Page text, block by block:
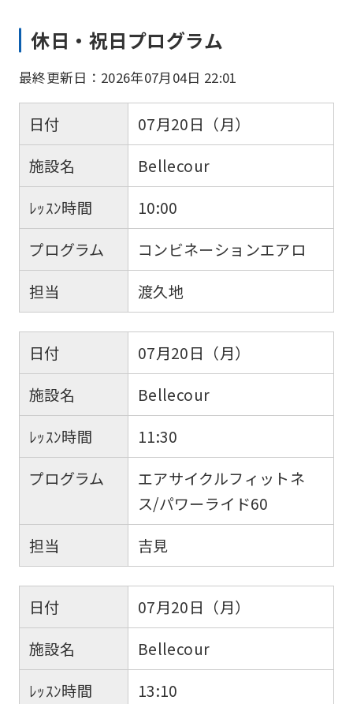
休日・祝日プログラム
最終更新日：2026年07月04日 22:01
日付
07月20日（月）
施設名
Bellecour
ﾚｯｽﾝ時間
10:00
プログラム
コンビネーションエアロ
担当
渡久地
日付
07月20日（月）
施設名
Bellecour
ﾚｯｽﾝ時間
11:30
プログラム
エアサイクルフィットネ
ス/パワーライド60
担当
吉見
日付
07月20日（月）
施設名
Bellecour
ﾚｯｽﾝ時間
13:10